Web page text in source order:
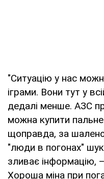
"Ситуацію у нас
іграми. Вони тут у
дедалі менше. АЗС
можна купити
щоправда, за
"люди в погонах"
зливає інформацію,
Хороша міна при